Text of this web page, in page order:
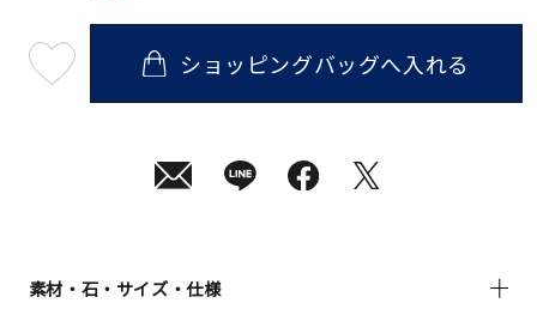
08
ショッピングバッグへ入れる
素材・石・サイズ・仕様